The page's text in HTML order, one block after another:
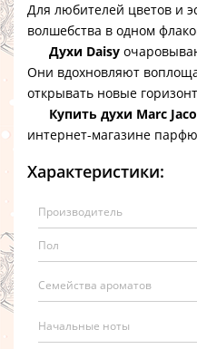
Для любителей цветов и
волшебства в одном
Духи Daisy
Они вдохновляют
открывать новые
Купить духи Marc
интернет-магазине
Характеристики:
Производитель
Пол
Семейства ароматов
Начальные ноты